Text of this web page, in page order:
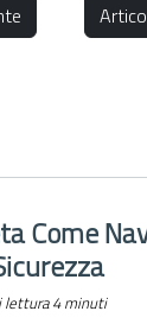
Come
lettura 4 minuti